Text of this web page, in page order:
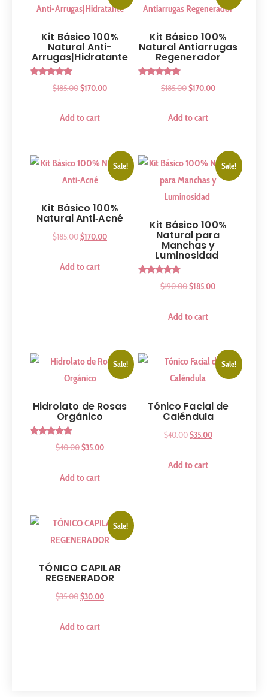
Kit Básico 100%
Natural Anti-
Arrugas|Hidratante
Rated
5.00
$185.00$170.00
Add to cart
Kit Básico 100%
Natural Antiarrugas
Regenerador
Rated
5.00
$185.00$170.00
Add to cart
Sale!
Kit Básico 100%
Natural Anti‑Acné
$185.00$170.00
Add to cart
Sale!
Kit Básico 100%
Natural para
Manchas y
Luminosidad
Rated
5.00
$190.00$185.00
Add to cart
Sale!
Hidrolato de Rosas
Orgánico
Rated
5.00
$40.00$35.00
Add to cart
Sale!
Tónico Facial de
Caléndula
$40.00$35.00
Add to cart
Sale!
TÓNICO CAPILAR
REGENERADOR
$35.00$30.00
Add to cart